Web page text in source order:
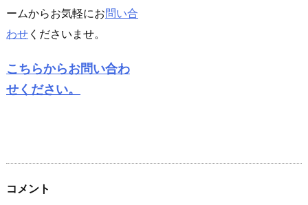
ームからお気軽にお問い合
わせ くださいませ。
こちらからお問い合わ
せください。
コメント